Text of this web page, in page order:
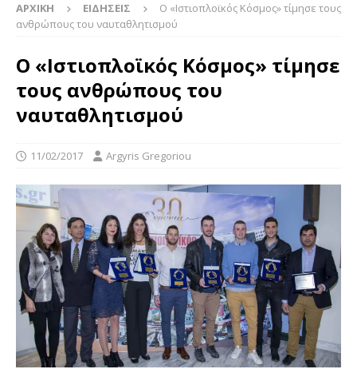
ΑΡΧΙΚΉ ΕΙΔΉΣΕΙΣ
Ο «Ιστιοπλοϊκός Κόσμος» τίμησε τους
ανθρώπους του ναυταθλητισμού
Ο «Ιστιοπλοϊκός Κόσμος» τίμησε
τους ανθρώπους του
ναυταθλητισμού
11/02/2017 Argyris Gregoriou